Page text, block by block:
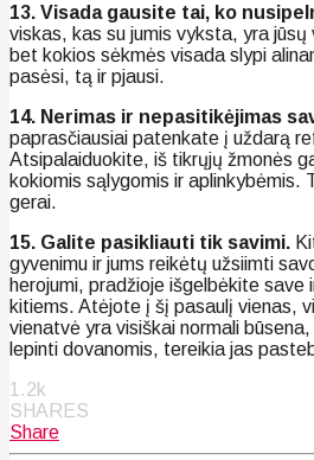
13. Visada gausite tai, ko
viskas, kas su jumis vyksta, yra
bet kokios sėkmės visada slypi
pasėsi, tą ir pjausi.
14. Nerimas ir nepasitikėjimas
paprasčiausiai patenkate į uždarą
Atsipalaiduokite, iš tikrųjų žmonės
kokiomis sąlygomis ir aplinkybėmis.
gerai.
15. Galite pasikliauti tik savimi.
gyvenimu ir jums reikėtų užsiimti
herojumi, pradžioje išgelbėkite
kitiems. Atėjote į šį pasaulį vienas,
vienatvė yra visiškai normali
lepinti dovanomis, tereikia jas
1.2k
SHARES
Share